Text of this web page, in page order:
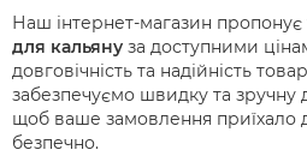
Наш інтернет-магазин пропонує
для кальяну за доступними
довговічність та надійність
забезпечуємо швидку та зручну
щоб ваше замовлення приїхало
безпечно.